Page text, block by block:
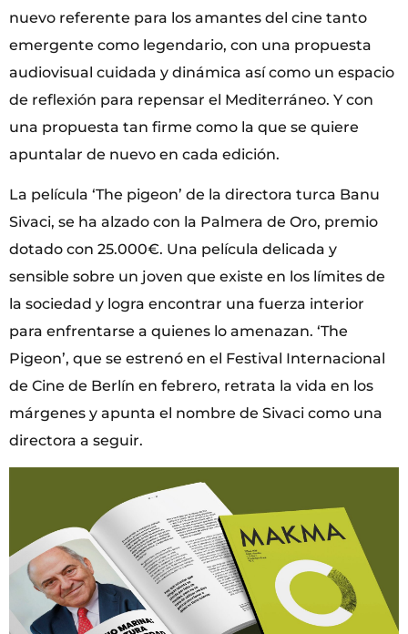
nuevo referente para los amantes del cine tanto
emergente como legendario, con una propuesta
audiovisual cuidada y dinámica así como un espacio
de reflexión para repensar el Mediterráneo. Y con
una propuesta tan firme como la que se quiere
apuntalar de nuevo en cada edición.
La película ‘The pigeon’ de la directora turca Banu
Sivaci, se ha alzado con la Palmera de Oro, premio
dotado con 25.000€. Una película delicada y
sensible sobre un joven que existe en los límites de
la sociedad y logra encontrar una fuerza interior
para enfrentarse a quienes lo amenazan. ‘The
Pigeon’, que se estrenó en el Festival Internacional
de Cine de Berlín en febrero, retrata la vida en los
márgenes y apunta el nombre de Sivaci como una
directora a seguir.